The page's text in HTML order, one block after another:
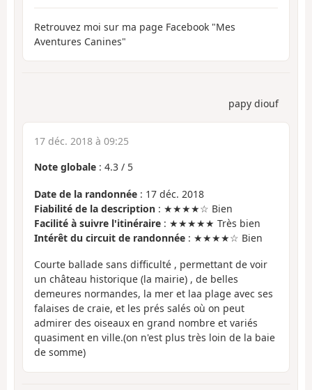
Retrouvez moi sur ma page Facebook "Mes
Aventures Canines"
papy diouf
17 déc. 2018 à 09:25
Note globale : 4.3 / 5
Date de la randonnée : 17 déc. 2018
Fiabilité de la description : ★★★★☆ Bien
Facilité à suivre l'itinéraire : ★★★★★ Très bien
Intérêt du circuit de randonnée : ★★★★☆ Bien
Courte ballade sans difficulté , permettant de voir
un château historique (la mairie) , de belles
demeures normandes, la mer et laa plage avec ses
falaises de craie, et les prés salés où on peut
admirer des oiseaux en grand nombre et variés
quasiment en ville.(on n'est plus très loin de la baie
de somme)